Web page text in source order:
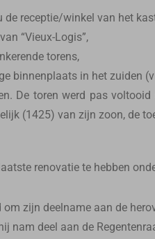
de receptie/winkel van het
“Vieux-Logis”,
torens,
binnenplaats in het zuiden
De toren werd pas
(1425) van zijn zoon, de
renovatie te hebben
om zijn deelname aan de
nam deel aan de